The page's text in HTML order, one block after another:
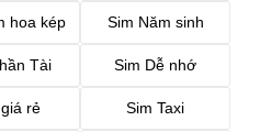
hoa kép Sim Năm sinh
Tài Sim Dễ nhớ
rẻ Sim Taxi